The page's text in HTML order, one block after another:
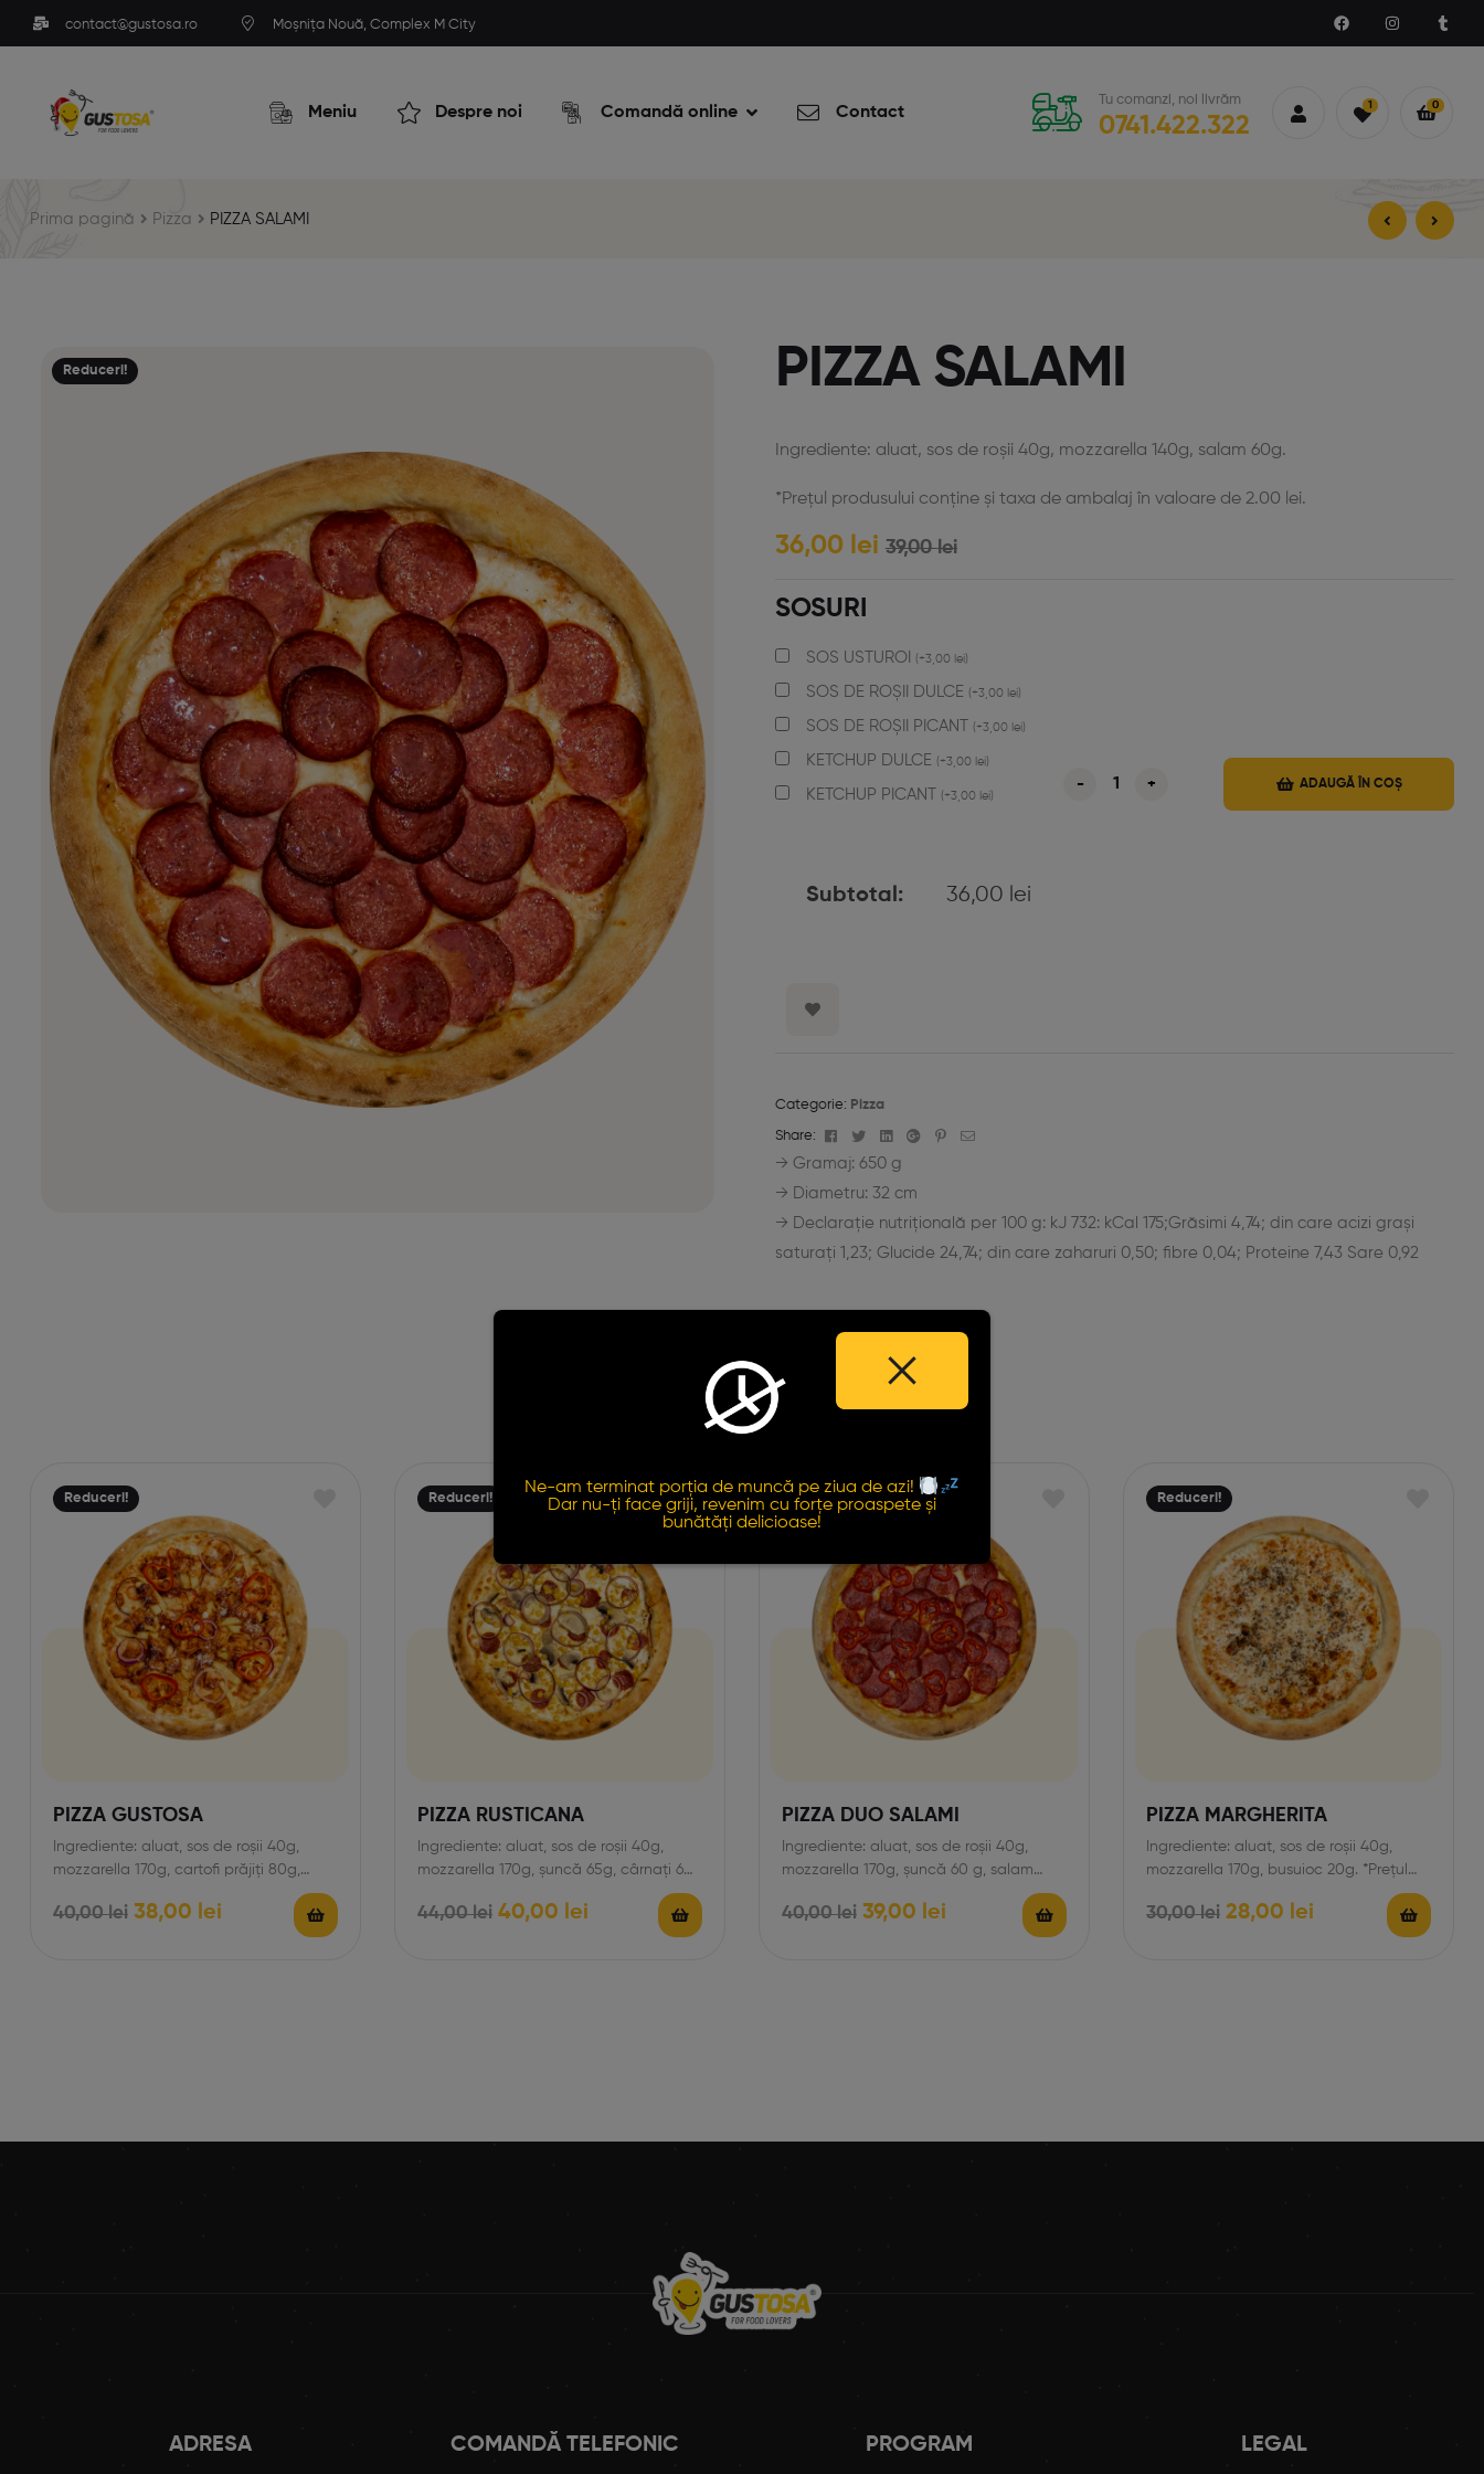
contact@gustosa.ro Moșnița Nouă, Complex M City
Meniu Despre noi Comandă online Contact
Tu comanzi, noi livrăm
0741.422.322
1 0
Prima pagină Pizza PIZZA SALAMI
Reduceri! PIZZA SALAMI
Ingrediente: aluat, sos de roșii 40g, mozzarella 140g, salam 60g.
*Prețul produsului conține și taxa de ambalaj în valoare de 2.00 lei.
39,00lei
36,00 lei
SOSURI
SOS USTUROI +3,00 lei
SOS DE ROȘII DULCE +3,00 lei
SOS DE ROȘII PICANT +3,00 lei
KETCHUP DULCE +3,00 lei
KETCHUP PICANT +3,00 lei
Subtotal: 36,00 lei
- + ADAUGĂ ÎN COȘ
Categorie: Pizza
Share: Facebook
TwitterLinkedinGoogle+Pinterest
E-
→ Gramaj: 650 g
→ Diametru: 32 cm
→ Declarație nutrițională per 100 g: kJ 732: kCal 175;Grăsimi 4,74; din care acizi grași
saturați 1,23; Glucide 24,74; din care zaharuri 0,50; fibre 0,04; Proteine 7,43 Sare 0,92
PRODUSE SIMILARE
Reduceri!
PIZZA GUSTOSA
Ingrediente: aluat, sos de roșii 40g,
mozzarella 170g, cartofi prăjiți 80g,
120gr,…
40,00lei 38,00 lei
Reduceri!
PIZZA RUSTICANA
Ingrediente: aluat, sos de roșii 40g,
mozzarella 170g, șuncă 65g, cârnați 60
44,00lei 40,00 lei
Reduceri!
PIZZA DUO SALAMI
Ingrediente: aluat, sos de roșii 40g,
mozzarella 170g, șuncă 60 g, salam
40,00lei 39,00 lei
Reduceri!
PIZZA MARGHERITA
Ingrediente: aluat, sos de roșii 40g,
mozzarella 170g, busuioc 20g. *Prețul
30,00lei 28,00 lei
ADRESA COMANDĂ TELEFONIC PROGRAM LEGAL
Ne-am terminat porția de muncă pe ziua de azi!
Dar nu-ți face griji, revenim cu forțe proaspete și
bunătăți delicioase!